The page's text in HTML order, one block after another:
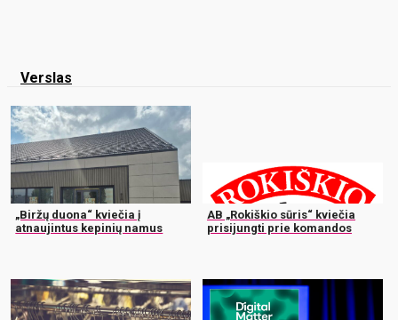
Verslas
„Biržų duona“ kviečia į
atnaujintus kepinių namus
AB „Rokiškio sūris“ kviečia
prisijungti prie komandos